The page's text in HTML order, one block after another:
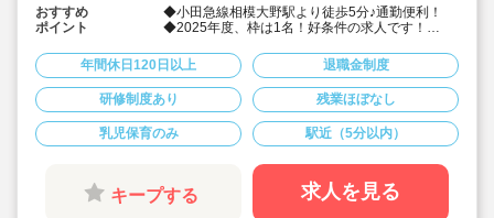
おすすめ
ポイント
◆小田急線相模大野駅より徒歩5分♪通勤便利！
◆2025年度、枠は1名！好条件の求人です！
事を行ったり、小規模園でありながら子どもたち
に様々な経験の場を用意してます♪
◆月給205,800～賞与年3回4.5ヶ月分の実績あ
り！
◆年間休日120日以上☆プライベートも大切にし
ながらお仕事できます。
◆0～2歳児19名小規模保育園！園児一人ひとりに
寄り添った保育を心がけています。
年間休日120日以上 退職金制度
研修制度あり 残業ほぼなし
乳児保育のみ 駅近（5分以内）
キープする 求人を見る